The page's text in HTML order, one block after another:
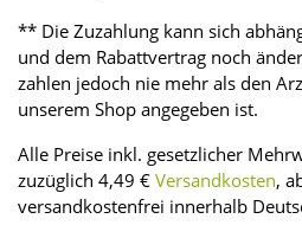
** Die Zuzahlung kann sich
und dem Rabattvertrag noch
zahlen jedoch nie mehr als den
unserem Shop angegeben ist.
Alle Preise inkl. gesetzlicher
zuzüglich 4,49 € Versandkosten,
versandkostenfrei innerhalb